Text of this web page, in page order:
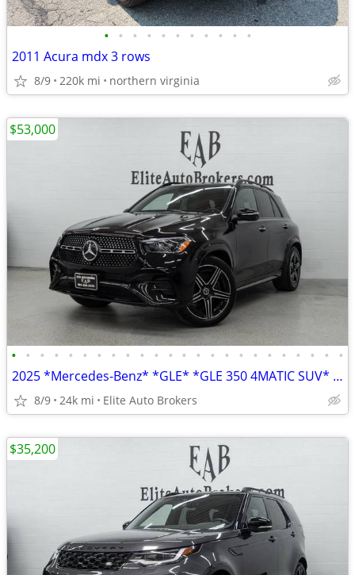
• • • • • • • • • • •
2011 Acura mdx 3 rows
8/9 220k mi northern virginia
• • • • • • • • • • • • • • • • • • • • • • • •
2025 *Mercedes-Benz* *GLE* *GLE 350 4MATIC SUV* Obsi
8/9 24k mi Elite Auto Brokers
$53,000
$35,200